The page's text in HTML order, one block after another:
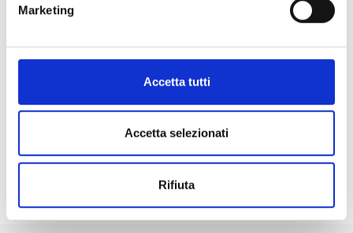
Marketing
Accetta tutti
Accetta selezionati
Rifiuta
STRUTTURE RICETTIVE ADERENTI